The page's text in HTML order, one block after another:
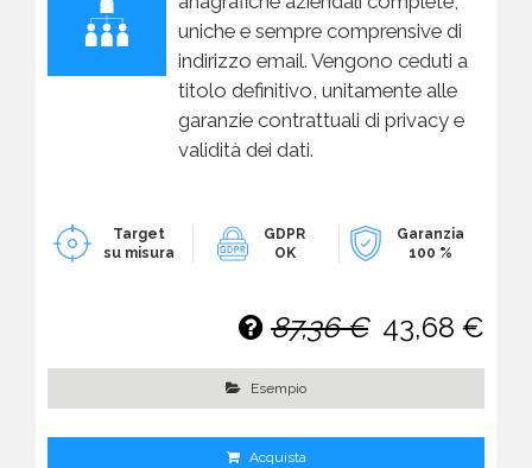
uniche e sempre comprensive di
indirizzo email. Vengono ceduti a
titolo definitivo, unitamente alle
garanzie contrattuali di privacy e
validità dei dati.
Target
su misura
GDPR
OK
Garanzia
100 %
87,36 € 43,68 €
Esempio
Acquista